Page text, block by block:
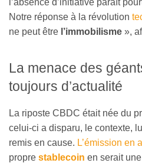
Notre réponse à la révolution
ne peut être l’immobilisme »,
La menace des
toujours d’actualité
La riposte CBDC était née du
celui-ci a disparu, le contexte,
remis en cause. L’émission en
propre stablecoin en serait